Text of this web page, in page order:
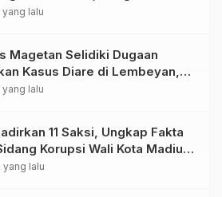
Perkuat Tata Kelola
yang lalu
Magetan Selidiki Dugaan
Kasus Diare di Lembeyan,
Penyelidikan Epidemiologi
yang lalu
11 Saksi, Ungkap Fakta
Korupsi Wali Kota Madiun
Maidi
yang lalu